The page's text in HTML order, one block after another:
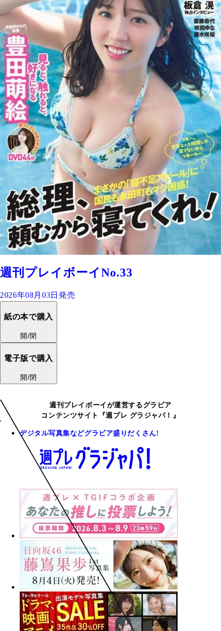
週刊プレイボーイNo.33
2026年08月03日発売
紙の本で購入
開/閉
電子版で購入
開/閉
週刊プレイボーイが運営するグラビア
コンテンツサイト『週プレ グラジャパ！』
デジタル写真集などグラビア盛りだくさん!